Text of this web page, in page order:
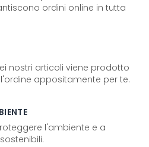
ordini online in tutta
nostri articoli viene prodotto
appositamente per te.
l'ambiente e a